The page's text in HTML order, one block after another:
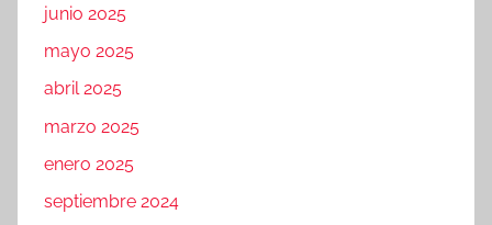
junio 2025
mayo 2025
abril 2025
marzo 2025
enero 2025
septiembre 2024